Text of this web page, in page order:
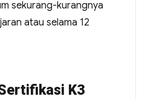
sekurang-kurangnya
atau selama 12
K3